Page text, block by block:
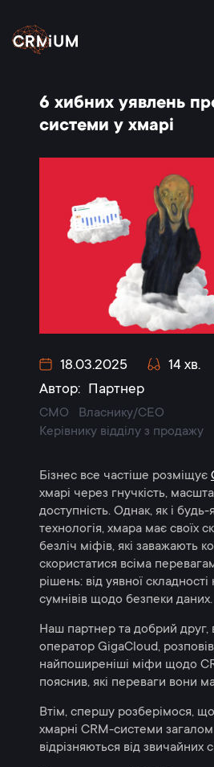
6 хибних уявлень
системи у хмарі
18.03.2025
14 хв.
Автор: Партнер
CMO
Власнику/CEO
Керівнику відділу з продажу
Бізнес все частіше розміщує
хмарі через гнучкість,
доступність. Однак, як і будь-
технологія, хмара має своїх
безліч міфів, які заважають
скористатися всіма
рішень: від уявної
сумнівів щодо безпеки даних.
Наш партнер та добрий друг,
оператор GigaCloud,
найпоширеніші міфи щодо
пояснив, які переваги вони
Втім, спершу розберімося,
хмарні CRM-системи
відрізняються від звичайних